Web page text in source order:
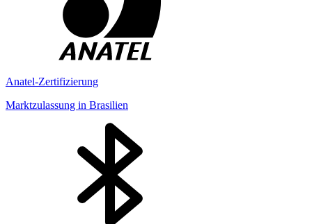
Anatel-Zertifizierung
Marktzulassung in Brasilien